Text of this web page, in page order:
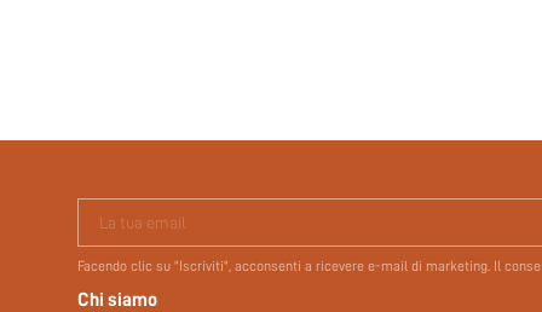
La tua email
Facendo clic su "Iscriviti", acconsenti a ricevere e-mail di marketing. Il
Chi siamo